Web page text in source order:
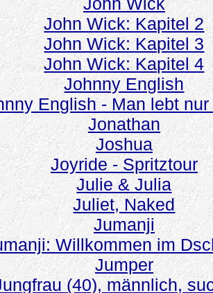
John Wick: Kapitel 2
John Wick: Kapitel 3
John Wick: Kapitel 4
Johnny English
English - Man lebt
Jonathan
Joshua
Joyride - Spritztour
Julie & Julia
Juliet, Naked
Jumanji
Willkommen im
Jumper
(40), männlich,